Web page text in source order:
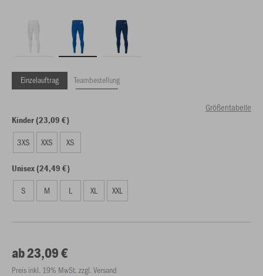
Einzelauftrag Teambestellung
Größentabelle
Kinder (23,09 €)
3XS XXS XS
Unisex (24,49 €)
S M L XL XXL
ab 23,09 €
Preis inkl. 19% MwSt. zzgl. Versand